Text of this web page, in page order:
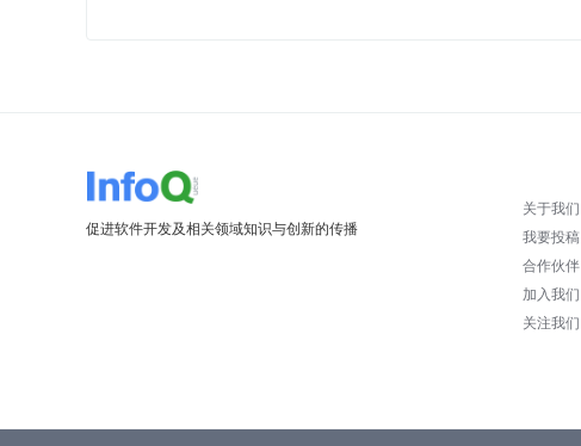
促进软件开发及相关领域知识与创新的传播
关于我们
我要投稿
合作伙伴
加入我们
关注我们